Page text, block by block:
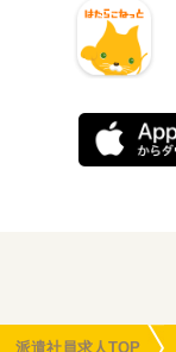
派遣社員求人TOP